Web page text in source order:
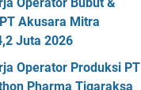
Akusara Mitra
Juta 2026
Operator Produksi PT
Pharma Tigaraksa